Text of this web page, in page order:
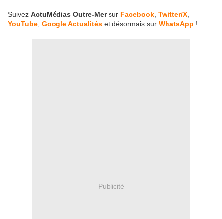
Suivez ActuMédias Outre-Mersur Facebook Twitter/X
YouTube Google Actualités et désormais sur WhatsApp !
Publicité